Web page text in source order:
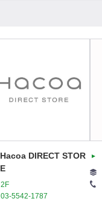
Hacoa DIRECT STOR
E
2F
03-5542-1787